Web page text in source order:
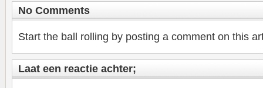
No Comments
Start the ball rolling by posting a comment on this
Laat een reactie achter;